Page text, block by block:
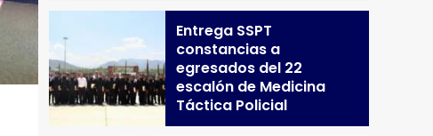
Entrega SSPT
constancias a
egresados del 22
escalón de Medicina
Táctica Policial